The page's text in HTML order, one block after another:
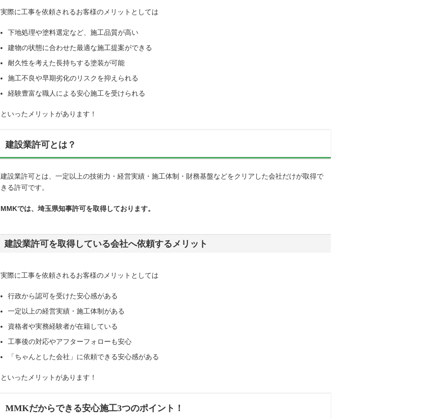
実際に工事を依頼されるお客様のメリットとしては
下地処理や塗料選定など、施工品質が高い
建物の状態に合わせた最適な施工提案ができる
耐久性を考えた長持ちする塗装が可能
施工不良や早期劣化のリスクを抑えられる
経験豊富な職人による安心施工を受けられる
といったメリットがあります！
建設業許可とは？
建設業許可とは、一定以上の技術力・経営実績・施工体制・財務基盤などをクリアした会社だけが取得で
きる許可です。
MMKでは、埼玉県知事許可を取得しております。
建設業許可を取得している会社へ依頼するメリット
実際に工事を依頼されるお客様のメリットとしては
行政から認可を受けた安心感がある
一定以上の経営実績・施工体制がある
資格者や実務経験者が在籍している
工事後の対応やアフターフォローも安心
「ちゃんとした会社」に依頼できる安心感がある
といったメリットがあります！
MMKだからできる安心施工3つのポイント！